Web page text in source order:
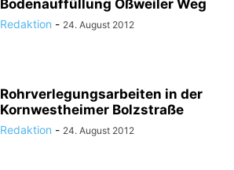
Bodenauffüllung Oßweiler Weg
Redaktion - 24. August 2012
Rohrverlegungsarbeiten in der
Kornwestheimer Bolzstraße
Redaktion - 24. August 2012